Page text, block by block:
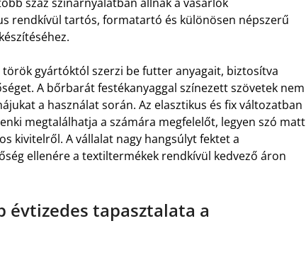
rendkívül tartós, formatartó és különösen népszerű
török gyártóktól szerzi be futter anyagait, biztosítva
A bőrbarát festékanyaggal színezett szövetek nem
a használat során. Az elasztikus és fix változatban
megtalálhatja a számára megfelelőt, legyen szó matt
kivitelről. A vállalat nagy hangsúlyt fektet a
ellenére a textiltermékek rendkívül kedvező áron
tapasztalata a